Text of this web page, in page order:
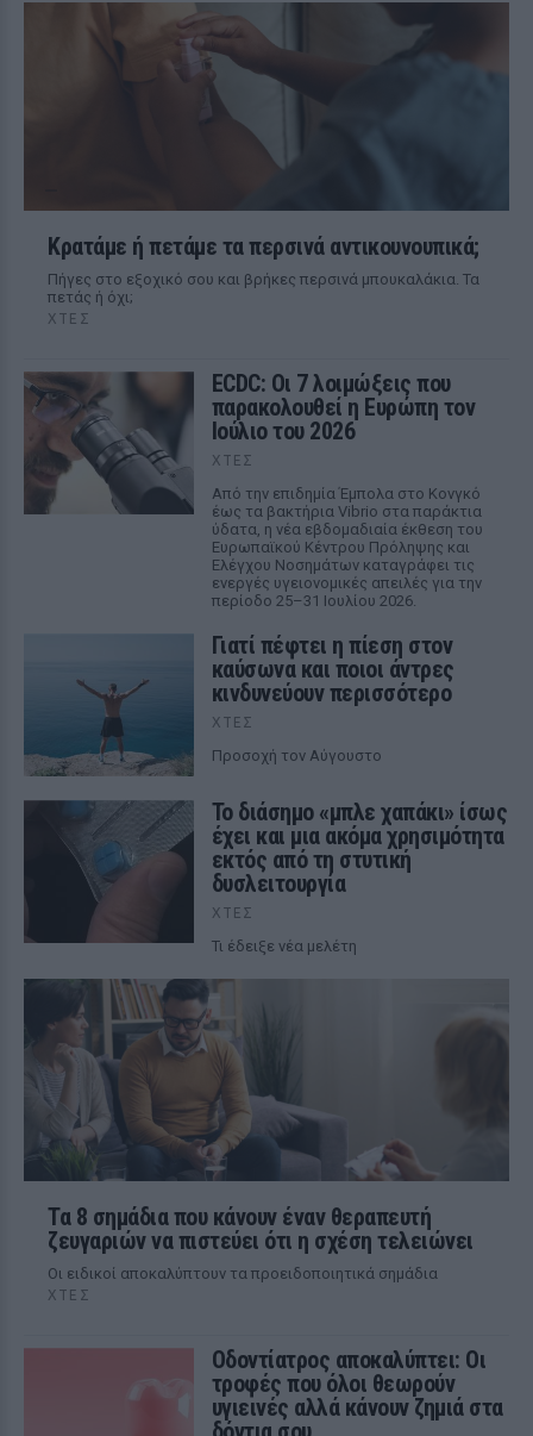
Κρατάμε ή πετάμε τα περσινά αντικουνουπικά;
Πήγες στο εξοχικό σου και βρήκες περσινά μπουκαλάκια. Τα
πετάς ή όχι;
ΧΤΕΣ
ECDC: Οι 7 λοιμώξεις που
παρακολουθεί η Ευρώπη τον
Ιούλιο του 2026
ΧΤΕΣ
Από την επιδημία Έμπολα στο Κονγκό
έως τα βακτήρια Vibrio στα παράκτια
ύδατα, η νέα εβδομαδιαία έκθεση του
Ευρωπαϊκού Κέντρου Πρόληψης και
Ελέγχου Νοσημάτων καταγράφει τις
ενεργές υγειονομικές απειλές για την
περίοδο 25–31 Ιουλίου 2026.
Γιατί πέφτει η πίεση στον
καύσωνα και ποιοι άντρες
κινδυνεύουν περισσότερο
ΧΤΕΣ
Προσοχή τον Αύγουστο
Το διάσημο «μπλε χαπάκι» ίσως
έχει και μια ακόμα χρησιμότητα
εκτός από τη στυτική
δυσλειτουργία
ΧΤΕΣ
Τι έδειξε νέα μελέτη
Τα 8 σημάδια που κάνουν έναν θεραπευτή
ζευγαριών να πιστεύει ότι η σχέση τελειώνει
Οι ειδικοί αποκαλύπτουν τα προειδοποιητικά σημάδια
ΧΤΕΣ
Οδοντίατρος αποκαλύπτει: Οι
τροφές που όλοι θεωρούν
υγιεινές αλλά κάνουν ζημιά στα